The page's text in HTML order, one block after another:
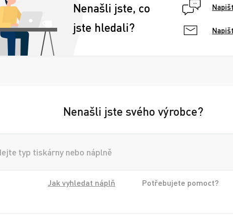
Nenašli jste, co
jste hledali?
Nenašli jste svého výrobce?
Jak vyhledat náplň Potřebujete pomoct?